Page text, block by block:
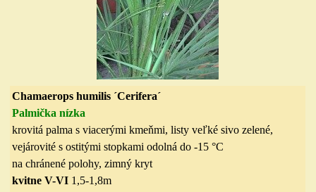
Chamaerops humilis ´Cerifera´
Palmička nízka
krovitá palma s viacerými kmeňmi, listy veľké sivo zelené,
vejárovité s ostitými stopkami odolná do -15 °C
na chránené polohy, zimný kryt
kvitne V-VI 1,5-1,8m